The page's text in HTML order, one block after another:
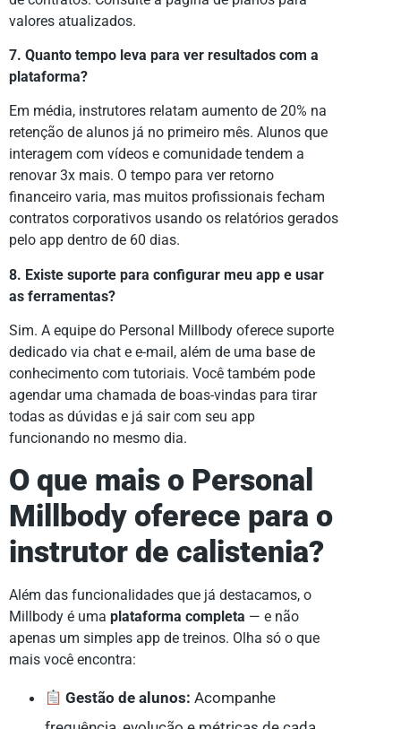
valores atualizados.
7. Quanto tempo leva para ver resultados com a
plataforma?
Em média, instrutores relatam aumento de 20% na
retenção de alunos já no primeiro mês. Alunos que
interagem com vídeos e comunidade tendem a
renovar 3x mais. O tempo para ver retorno
financeiro varia, mas muitos profissionais fecham
contratos corporativos usando os relatórios gerados
pelo app dentro de 60 dias.
8. Existe suporte para configurar meu app e usar
as ferramentas?
Sim. A equipe do Personal Millbody oferece suporte
dedicado via chat e e-mail, além de uma base de
conhecimento com tutoriais. Você também pode
agendar uma chamada de boas-vindas para tirar
todas as dúvidas e já sair com seu app
funcionando no mesmo dia.
O que mais o Personal
Millbody oferece para o
instrutor de calistenia?
Além das funcionalidades que já destacamos, o
Millbody é uma plataforma completa — e não
apenas um simples app de treinos. Olha só o que
mais você encontra:
Gestão de alunos: Acompanhe